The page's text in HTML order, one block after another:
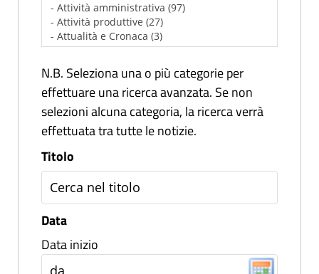
N.B. Seleziona una o più categorie per
effettuare una ricerca avanzata. Se non
selezioni alcuna categoria, la ricerca verrà
effettuata tra tutte le notizie.
Titolo
Data
Data inizio